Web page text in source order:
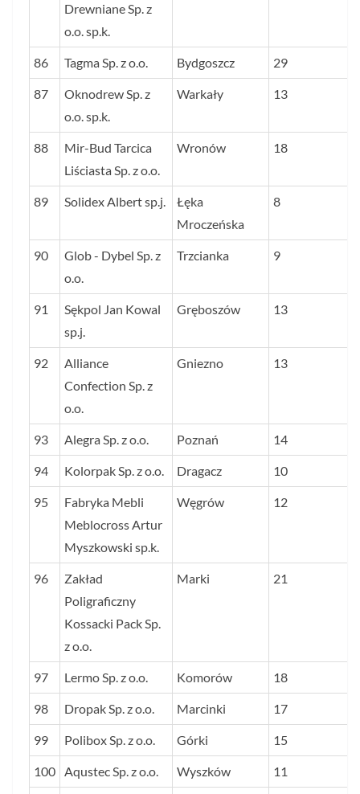
Drewniane Sp. z
o.o. sp.k.
86 Tagma Sp. z o.o. Bydgoszcz 29
87
Oknodrew Sp. z
o.o. sp.k.
Warkały 13
88
Mir-Bud Tarcica
Liściasta Sp. z o.o.
Wronów 18
89 Solidex Albert sp.j.
Łęka
Mroczeńska
8
90
Glob - Dybel Sp. z
o.o.
Trzcianka 9
91
Sękpol Jan Kowal
sp.j.
Gręboszów 13
92
Alliance
Confection Sp. z
o.o.
Gniezno 13
93 Alegra Sp. z o.o. Poznań 14
94 Kolorpak Sp. z o.o. Dragacz 10
95
Fabryka Mebli
Meblocross Artur
Myszkowski sp.k.
Węgrów 12
96
Zakład
Poligraficzny
Kossacki Pack Sp.
z o.o.
Marki 21
97 Lermo Sp. z o.o. Komorów 18
98 Dropak Sp. z o.o. Marcinki 17
99 Polibox Sp. z o.o. Górki 15
100 Aqustec Sp. z o.o. Wyszków 11